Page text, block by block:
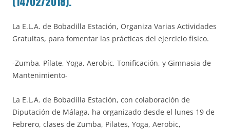
La E.L.A. de Bobadilla Estación, Organiza Varias Actividades
Gratuitas, para fomentar las prácticas del ejercicio físico.
-Zumba, Pílate, Yoga, Aerobic, Tonificación, y Gimnasia de
Mantenimiento-
La E.L.A. de Bobadilla Estación, con colaboración de
Diputación de Málaga, ha organizado desde el lunes 19 de
Febrero, clases de Zumba, Pilates, Yoga, Aerobic,